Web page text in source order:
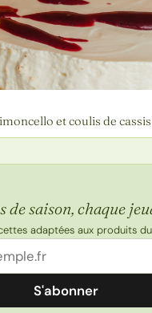
et coulis de cassis
de saison, chaque
adaptées aux produits
S'abonner